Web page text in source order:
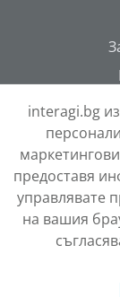
interagi.bg
предоставя
управлявате
на вашия